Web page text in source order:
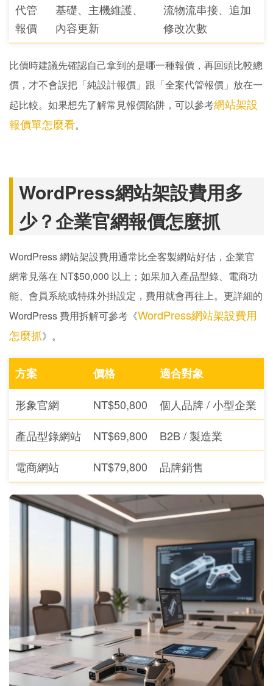
代管
報價
基礎、主機維護、
內容更新
流物流串接、追加
修改次數
比價時建議先確認自己拿到的是哪一種報價，再回頭比較總
價，才不會誤把「純設計報價」跟「全案代管報價」放在一
起比較。如果想先了解常見報價陷阱，可以參考網站架設
報價單怎麼看。
WordPress網站架設費用多
少？企業官網報價怎麼抓
WordPress 網站架設費用通常比全客製網站好估，企業官
網常見落在 NT$50,000 以上；如果加入產品型錄、電商功
能、會員系統或特殊外掛設定，費用就會再往上。更詳細的
WordPress 費用拆解可參考《WordPress網站架設費用
怎麼抓》。
方案 價格
適合對象
形象官網
NT$50,800
個人品牌 / 小型企業
產品型錄網站
NT$69,800
B2B / 製造業
電商網站
NT$79,800 品牌銷售